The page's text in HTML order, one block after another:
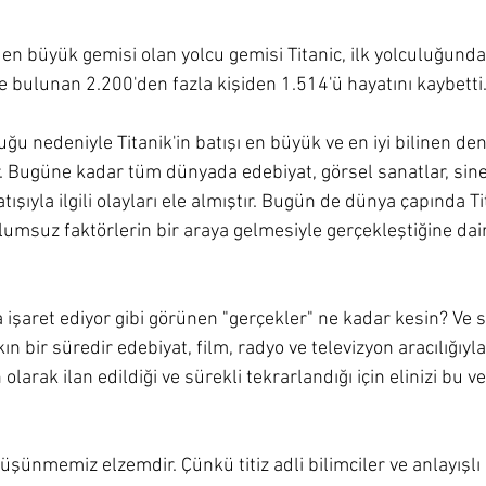
en büyük gemisi olan yolcu gemisi Titanic, ilk
bulunan 2.200'den fazla kişiden 1.514'ü hayatını
nedeniyle Titanik'in batışı en büyük ve en iyi bilinen
kadar tüm dünyada edebiyat, görsel sanatlar,
ilgili olayları ele almıştır. Bugün de dünya çapında
faktörlerin bir araya gelmesiyle gerçekleştiğine
işaret ediyor gibi görünen "gerçekler" ne kadar kesin? Ve
bir süredir edebiyat, film, radyo ve televizyon
ilan edildiği ve sürekli tekrarlandığı için elinizi bu
elzemdir. Çünkü titiz adli bilimciler ve